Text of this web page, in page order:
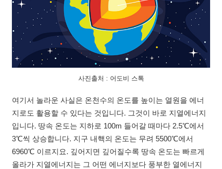
사진출처 : 어도비 스톡
여기서 놀라운 사실은 온천수의 온도를 높이는 열원을 에너
지로도 활용할 수 있다는 것입니다. 그것이 바로 지열에너지
입니다. 땅속 온도는 지하로 100m 들어갈 때마다 2.5℃에서
3℃씩 상승합니다. 지구 내핵의 온도는 무려 5500℃에서
6960℃ 이르지요. 깊어지면 깊어질수록 땅속 온도는 빠르게
올라가 지열에너지는 그 어떤 에너지보다 풍부한 열에너지